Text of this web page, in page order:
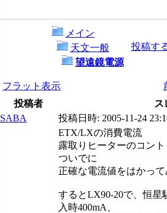
メイン
天文一般
望遠鏡電源
投稿す
フラット表示
投稿者
ス
SABA
投稿日時: 2005-11-24
ETX/LXの消費電流
露取りヒーターのコン
ついでに
正確な電流値をはかっ
するとLX90-20で、恒星
入時400mA、